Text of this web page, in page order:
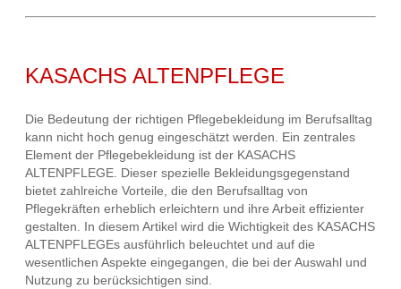
KASACHS ALTENPFLEGE
Die Bedeutung der richtigen Pflegebekleidung im Berufsalltag
kann nicht hoch genug eingeschätzt werden. Ein zentrales
Element der Pflegebekleidung ist der KASACHS
ALTENPFLEGE. Dieser spezielle Bekleidungsgegenstand
bietet zahlreiche Vorteile, die den Berufsalltag von
Pflegekräften erheblich erleichtern und ihre Arbeit effizienter
gestalten. In diesem Artikel wird die Wichtigkeit des KASACHS
ALTENPFLEGEs ausführlich beleuchtet und auf die
wesentlichen Aspekte eingegangen, die bei der Auswahl und
Nutzung zu berücksichtigen sind.